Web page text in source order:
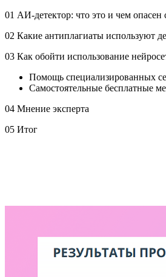
01 АИ-детектор: что это и чем опасен
02 Какие антиплагиаты используют
03 Как обойти использование
Помощь специализированных
Самостоятельные бесплатные
04 Мнение эксперта
05 Итог